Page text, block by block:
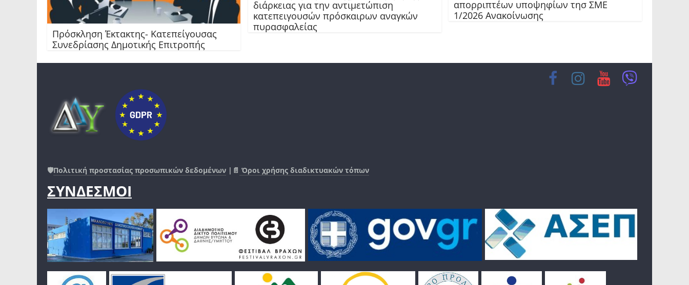
Πρόσκληση Έκτακτης- Κατεπείγουσας
Συνεδρίασης Δημοτικής Επιτροπής
διάρκειας για την αντιμετώπιση
κατεπειγουσών πρόσκαιρων αναγκών
πυρασφαλείας
απορριπτέων υποψηφίων τησ ΣΜΕ
1/2026 Ανακοίνωσης
🛡️Πολιτική προστασίας προσωπικών δεδομένων |📄 Όροι χρήσης διαδικτυακών τόπων
ΣΥΝΔΕΣΜΟΙ